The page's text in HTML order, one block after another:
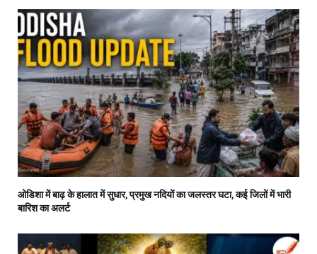
ओडिशा में बाढ़ के हालात में सुधार, प्रमुख नदियों का जलस्तर घटा, कई जिलों में भारी
बारिश का अलर्ट